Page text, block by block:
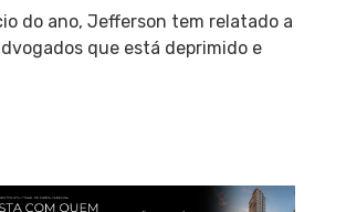
do ano, Jefferson tem relatado a
que está deprimido e